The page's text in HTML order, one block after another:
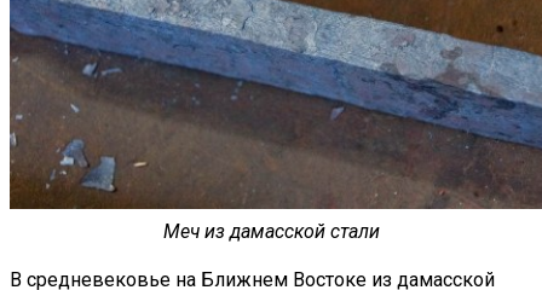
Меч из дамасской стали
В средневековье на Ближнем Востоке из дамасской